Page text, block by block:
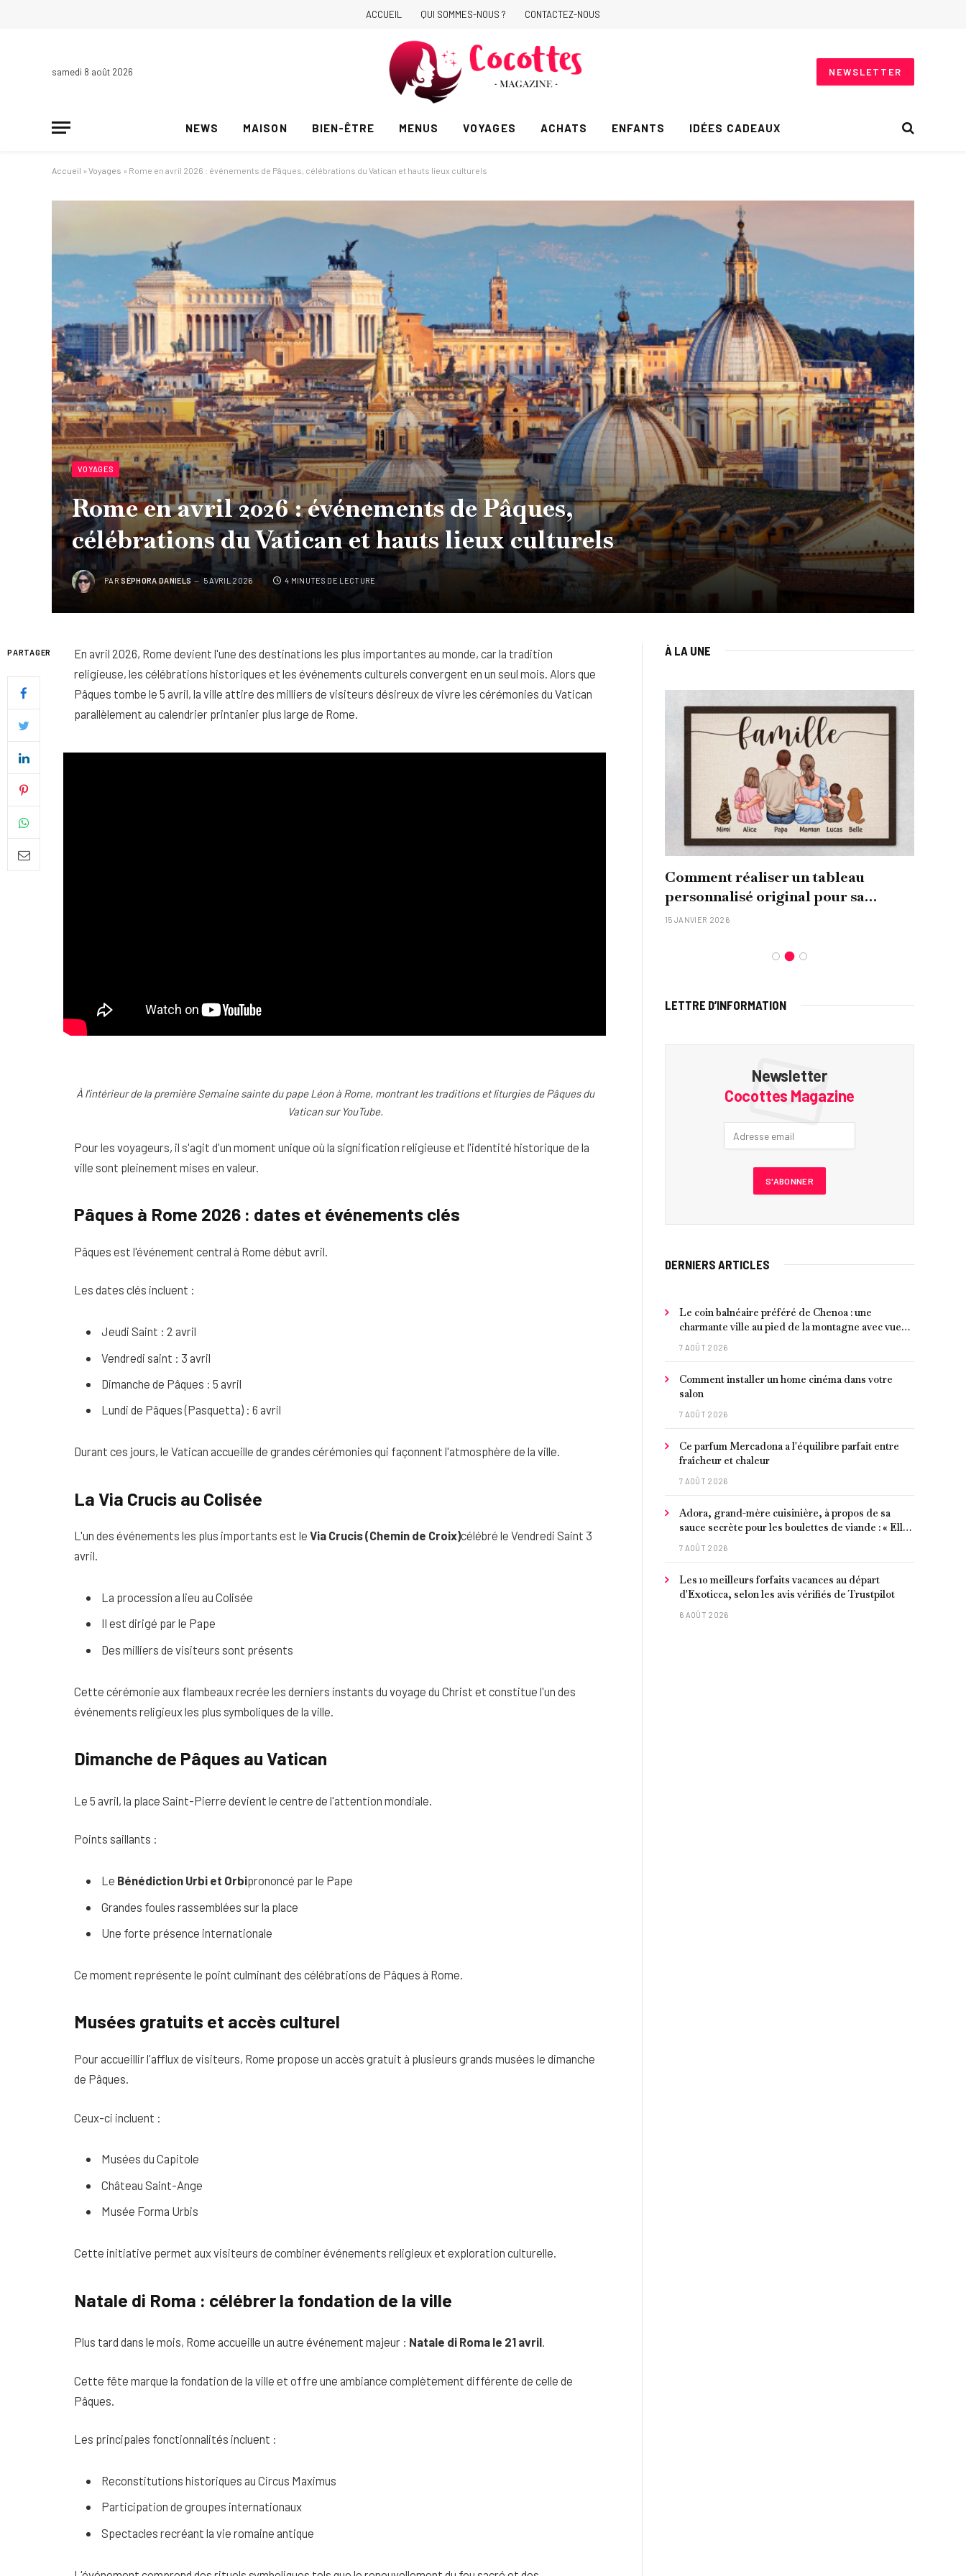
ACCUEIL QUI SOMMES-NOUS ? CONTACTEZ-NOUS
samedi 8 août 2026 NEWSLETTER
NEWS MAISON BIEN-ÊTRE MENUS VOYAGES ACHATS ENFANTS IDÉES CADEAUX
Accueil » Voyages » Rome en avril 2026 : événements de Pâques, célébrations du Vatican et hauts lieux culturels
VOYAGES
Rome en avril 2026 : événements de Pâques,
célébrations du Vatican et hauts lieux culturels
PAR SÉPHORA DANIELS 5 AVRIL 2026 4 MINUTES DE LECTURE
PARTAGER
En avril 2026, Rome devient l'une des destinations les plus importantes au monde, car la tradition
religieuse, les célébrations historiques et les événements culturels convergent en un seul mois. Alors que
Pâques tombe le 5 avril, la ville attire des milliers de visiteurs désireux de vivre les cérémonies du Vatican
parallèlement au calendrier printanier plus large de Rome.
À l'intérieur de la première Semaine sainte du pape Léon à Rome, montrant les traditions et liturgies de Pâques du
Vatican sur YouTube.
Pour les voyageurs, il s'agit d'un moment unique où la signification religieuse et l'identité historique de la
ville sont pleinement mises en valeur.
Pâques à Rome 2026 : dates et événements clés
Pâques est l'événement central à Rome début avril.
Les dates clés incluent :
Jeudi Saint : 2 avril
Vendredi saint : 3 avril
Dimanche de Pâques : 5 avril
Lundi de Pâques (Pasquetta) : 6 avril
Durant ces jours, le Vatican accueille de grandes cérémonies qui façonnent l'atmosphère de la ville.
La Via Crucis au Colisée
L'un des événements les plus importants est le Via Crucis (Chemin de Croix)célébré le Vendredi Saint 3
avril.
La procession a lieu au Colisée
Il est dirigé par le Pape
Des milliers de visiteurs sont présents
Cette cérémonie aux flambeaux recrée les derniers instants du voyage du Christ et constitue l'un des
événements religieux les plus symboliques de la ville.
Dimanche de Pâques au Vatican
Le 5 avril, la place Saint-Pierre devient le centre de l'attention mondiale.
Points saillants :
Le Bénédiction Urbi et Orbiprononcé par le Pape
Grandes foules rassemblées sur la place
Une forte présence internationale
Ce moment représente le point culminant des célébrations de Pâques à Rome.
Musées gratuits et accès culturel
Pour accueillir l'afflux de visiteurs, Rome propose un accès gratuit à plusieurs grands musées le dimanche
de Pâques.
Ceux-ci incluent :
Musées du Capitole
Château Saint-Ange
Musée Forma Urbis
Cette initiative permet aux visiteurs de combiner événements religieux et exploration culturelle.
Natale di Roma : célébrer la fondation de la ville
Plus tard dans le mois, Rome accueille un autre événement majeur : Natale di Roma le 21 avril.
Cette fête marque la fondation de la ville et offre une ambiance complètement différente de celle de
Pâques.
Les principales fonctionnalités incluent :
Reconstitutions historiques au Circus Maximus
Participation de groupes internationaux
Spectacles recréant la vie romaine antique
À LA UNE
Comment réaliser un tableau
personnalisé original pour sa
famille ?
15 JANVIER 2026
LETTRE D’INFORMATION
Newsletter
Cocottes Magazine
DERNIERS ARTICLES
Le coin balnéaire préféré de Chenoa : une
charmante ville au pied de la montagne avec vue
sur la Méditerranée, bon poisson et criques
7 AOÛT 2026
Comment installer un home cinéma dans votre
salon
7 AOÛT 2026
Ce parfum Mercadona a l'équilibre parfait entre
fraîcheur et chaleur
7 AOÛT 2026
Adora, grand-mère cuisinière, à propos de sa
sauce secrète pour les boulettes de viande : « Elle
contient un peu de curcuma, du poivre, une
7 AOÛT 2026
Les 10 meilleurs forfaits vacances au départ
d'Exoticca, selon les avis vérifiés de Trustpilot
6 AOÛT 2026